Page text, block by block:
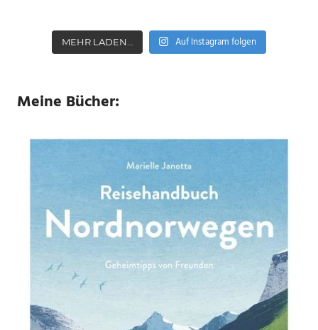
MEHR LADEN… Auf Instagram folgen
Meine Bücher: